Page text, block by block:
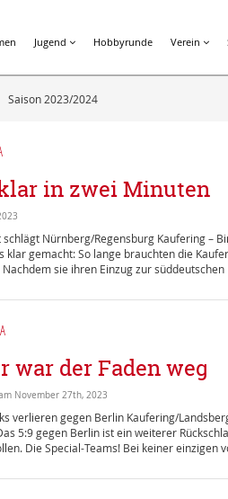
Jugend Hobbyrunde Verein
Saison 2023/2024
in zwei Minuten
schlägt Nürnberg/Regensburg Kaufering –
klar gemacht: So lange brauchten die
Nachdem sie ihren Einzug zur
war der Faden weg
November 27th, 2023
verlieren gegen Berlin Kaufering/
5:9 gegen Berlin ist ein weiterer
Die Special-Teams! Bei keiner einzigen